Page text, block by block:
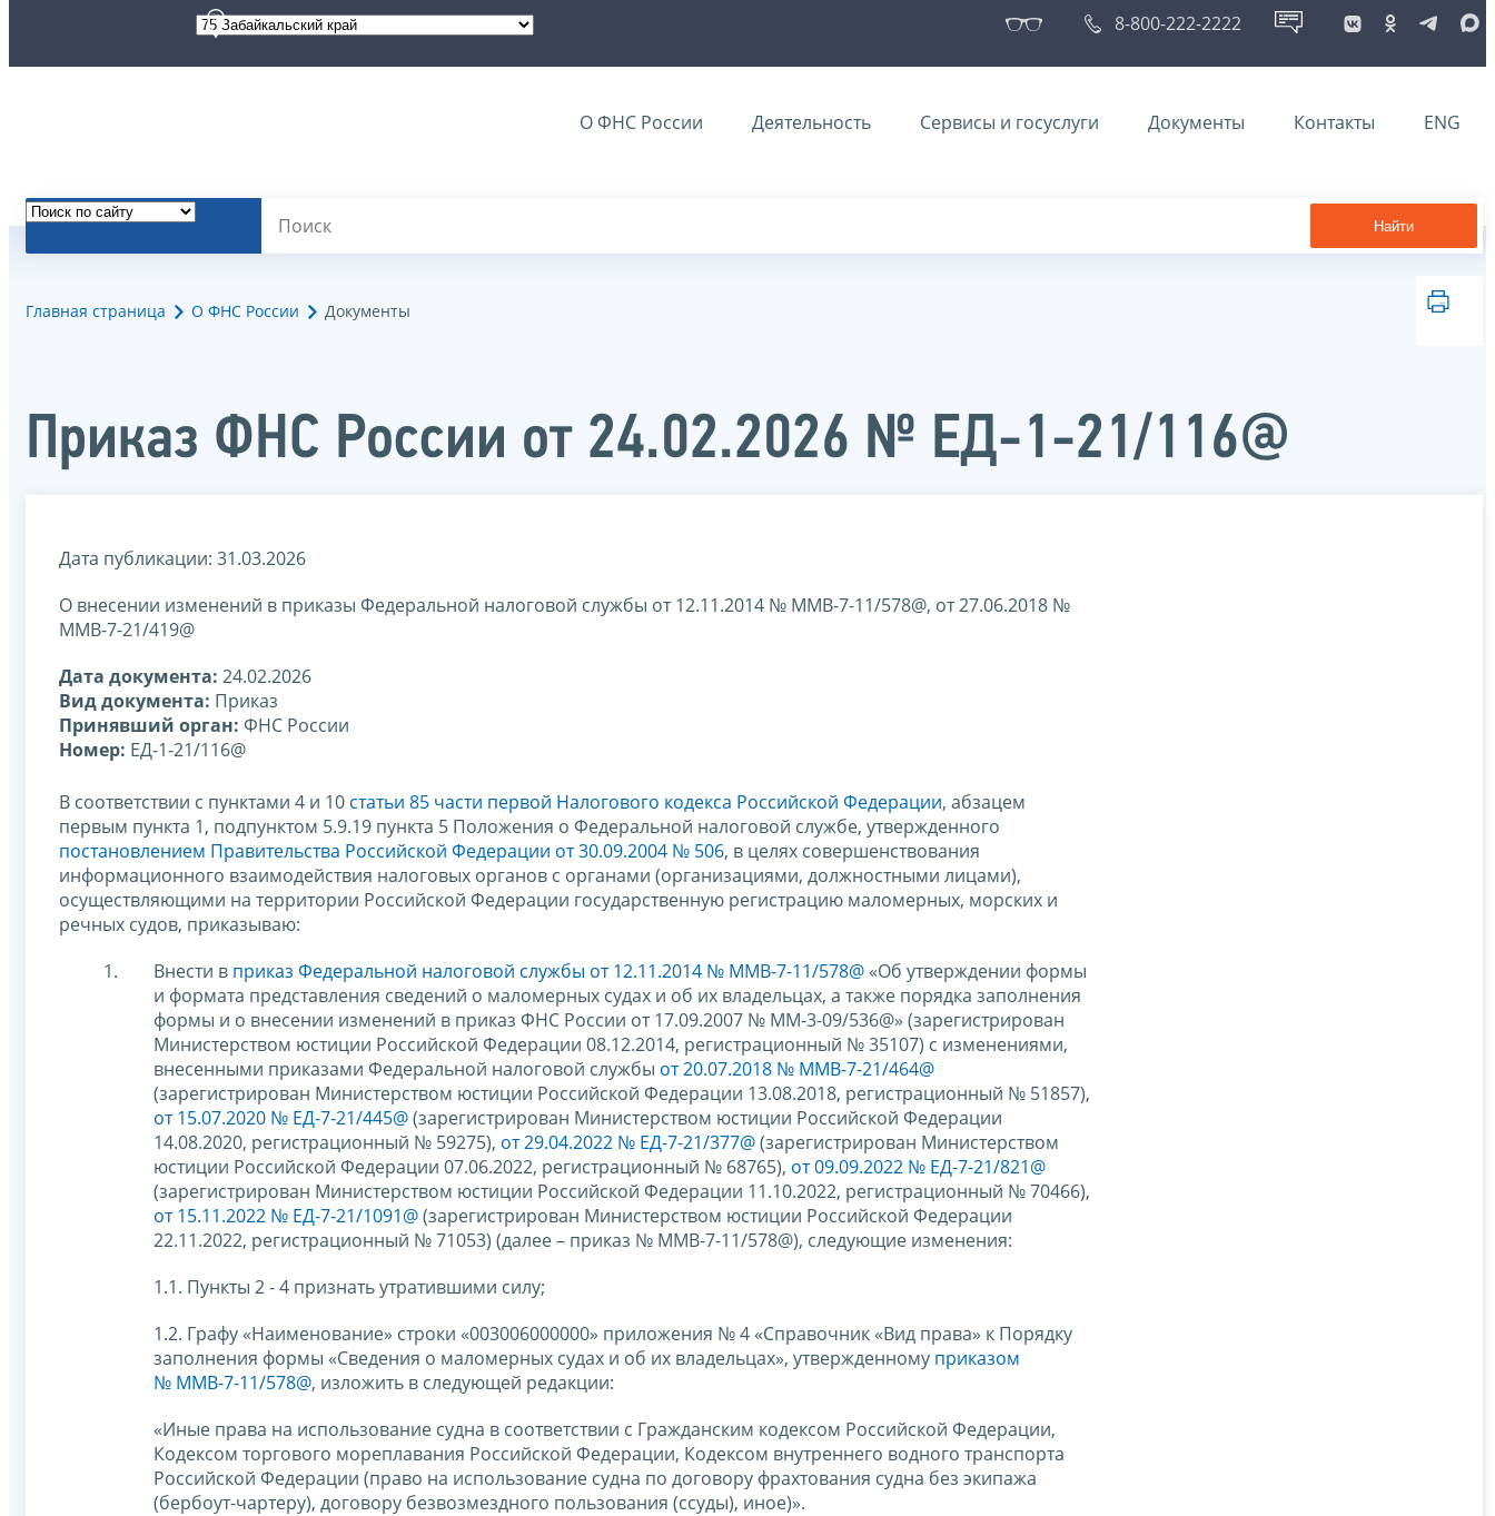
8-800-222-2222
О ФНС России Деятельность Сервисы и госуслуги Документы Контакты ENG
Найти
Главная страница О ФНС России Документы
Приказ ФНС России от 24.02.2026 № ЕД-1-21/116@
Дата публикации: 31.03.2026
О внесении изменений в приказы Федеральной налоговой службы от 12.11.2014 № ММВ-7-11/578@, от 27.06.2018 №
ММВ-7-21/419@
Дата документа: 24.02.2026
Вид документа: Приказ
Принявший орган: ФНС России
Номер: ЕД-1-21/116@
В соответствии с пунктами 4 и 10 статьи 85 части первой Налогового кодекса Российской Федерации, абзацем
первым пункта 1, подпунктом 5.9.19 пункта 5 Положения о Федеральной налоговой службе, утвержденного
постановлением Правительства Российской Федерации от 30.09.2004 № 506, в целях совершенствования
информационного взаимодействия налоговых органов с органами (организациями, должностными лицами),
осуществляющими на территории Российской Федерации государственную регистрацию маломерных, морских и
речных судов, приказываю:
Внести в приказ Федеральной налоговой службы от 12.11.2014 № ММВ-7-11/578@ «Об утверждении формы
и формата представления сведений о маломерных судах и об их владельцах, а также порядка заполнения
формы и о внесении изменений в приказ ФНС России от 17.09.2007 № ММ-3-09/536@» (зарегистрирован
Министерством юстиции Российской Федерации 08.12.2014, регистрационный № 35107) с изменениями,
внесенными приказами Федеральной налоговой службы от 20.07.2018 № ММВ-7-21/464@
(зарегистрирован Министерством юстиции Российской Федерации 13.08.2018, регистрационный № 51857),
от 15.07.2020 № ЕД-7-21/445@(зарегистрирован Министерством юстиции Российской Федерации
14.08.2020, регистрационный № 59275), от 29.04.2022 № ЕД-7-21/377@(зарегистрирован Министерством
юстиции Российской Федерации 07.06.2022, регистрационный № 68765), от 09.09.2022 № ЕД-7-21/821@
(зарегистрирован Министерством юстиции Российской Федерации 11.10.2022, регистрационный № 70466),
от 15.11.2022 № ЕД-7-21/1091@(зарегистрирован Министерством юстиции Российской Федерации
22.11.2022, регистрационный № 71053) (далее – приказ № ММВ-7-11/578@), следующие изменения:
1.1. Пункты 2 - 4 признать утратившими силу;
1.2. Графу «Наименование» строки «003006000000» приложения № 4 «Справочник «Вид права» к Порядку
заполнения формы «Сведения о маломерных судах и об их владельцах», утвержденному приказом
№ ММВ-7-11/578@, изложить в следующей редакции:
«Иные права на использование судна в соответствии с Гражданским кодексом Российской Федерации,
Кодексом торгового мореплавания Российской Федерации, Кодексом внутреннего водного транспорта
Российской Федерации (право на использование судна по договору фрахтования судна без экипажа
(бербоут-чартеру), договору безвозмездного пользования (ссуды), иное)».